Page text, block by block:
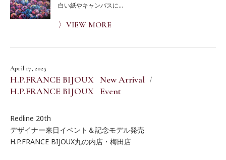
白い紙やキャンバスに...
〉VIEW MORE
April 17, 2025
H.P.FRANCE BIJOUX New Arrival
H.P.FRANCE BIJOUX Event
Redline 20th
デザイナー来日イベント＆記念モデル発売
H.P.FRANCE BIJOUX丸の内店・梅田店